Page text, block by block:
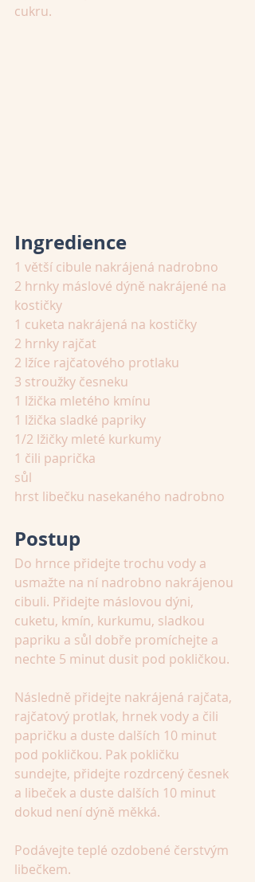
cukru.
Ingredience
1 větší cibule nakrájená nadrobno
2 hrnky máslové dýně nakrájené na
kostičky
1 cuketa nakrájená na kostičky
2 hrnky rajčat
2 lžíce rajčatového protlaku
3 stroužky česneku
1 lžička mletého kmínu
1 lžička sladké papriky
1/2 lžičky mleté kurkumy
1 čili paprička
sůl
hrst libečku nasekaného nadrobno
Postup
Do hrnce přidejte trochu vody a
usmažte na ní nadrobno nakrájenou
cibuli. Přidejte máslovou dýni,
cuketu, kmín, kurkumu, sladkou
papriku a sůl dobře promíchejte a
nechte 5 minut dusit pod pokličkou.
Následně přidejte nakrájená rajčata,
rajčatový protlak, hrnek vody a čili
papričku a duste dalších 10 minut
pod pokličkou. Pak pokličku
sundejte, přidejte rozdrcený česnek
a libeček a duste dalších 10 minut
dokud není dýně měkká.
Podávejte teplé ozdobené čerstvým
libečkem.